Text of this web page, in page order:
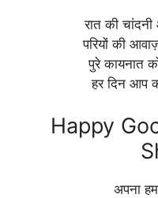
रात की
परियों की
पुरे कायनात
हर दिन आप
Happy
अपना